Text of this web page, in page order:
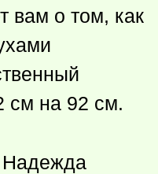
вам о том, как
см на 92 см.
Надежда